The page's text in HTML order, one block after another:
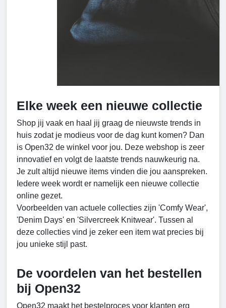
Elke week een nieuwe collectie
Shop jij vaak en haal jij graag de nieuwste trends in
huis zodat je modieus voor de dag kunt komen? Dan
is Open32 de winkel voor jou. Deze webshop is zeer
innovatief en volgt de laatste trends nauwkeurig na.
Je zult altijd nieuwe items vinden die jou aanspreken.
Iedere week wordt er namelijk een nieuwe collectie
online gezet.
Voorbeelden van actuele collecties zijn 'Comfy Wear',
'Denim Days' en 'Silvercreek Knitwear'. Tussen al
deze collecties vind je zeker een item wat precies bij
jou unieke stijl past.
De voordelen van het bestellen
bij Open32
Open32 maakt het bestelproces voor klanten erg